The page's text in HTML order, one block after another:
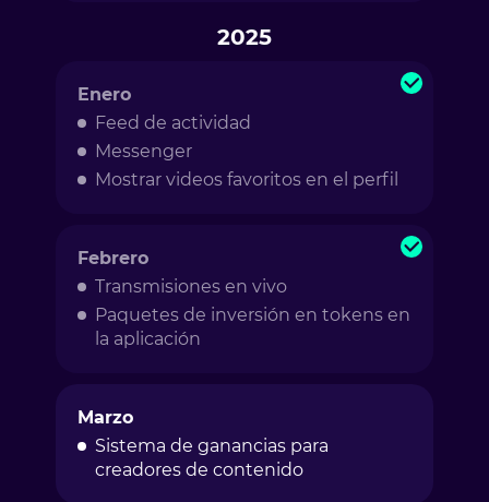
2025
Enero
Feed de actividad
Messenger
Mostrar videos favoritos en el perfil
Febrero
Transmisiones en vivo
Paquetes de inversión en tokens en
la aplicación
Marzo
Sistema de ganancias para
creadores de contenido